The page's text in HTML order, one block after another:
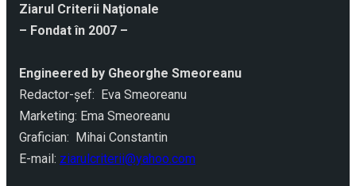
Ziarul Criterii Naţionale
– Fondat în 2007 –
Engineered by Gheorghe Smeoreanu
Redactor-şef: Eva Smeoreanu
Marketing: Ema Smeoreanu
Grafician: Mihai Constantin
E-mail: ziarulcriterii@yahoo.com